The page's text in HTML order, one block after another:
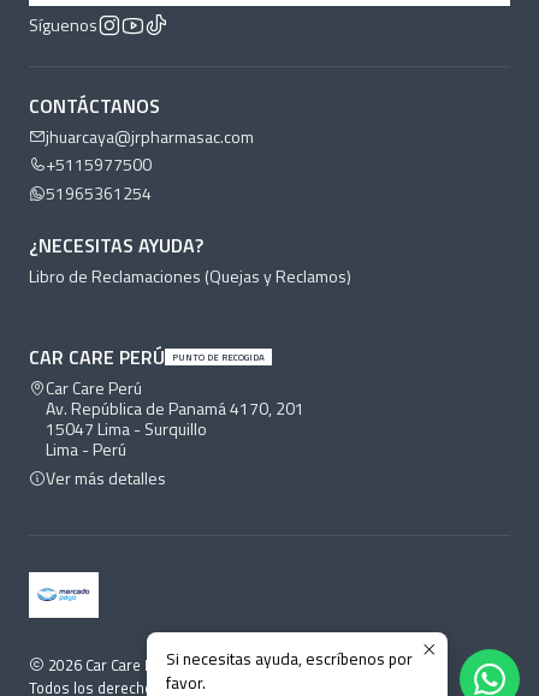
Síguenos
CONTÁCTANOS
jhuarcaya@jrpharmasac.com
+5115977500
51965361254
¿NECESITAS AYUDA?
Libro de Reclamaciones (Quejas y Reclamos)
CAR CARE PERÚ PUNTO DE RECOGIDA
Car Care Perú
Av. República de Panamá 4170, 201
15047 Lima - Surquillo
Lima - Perú
Ver más detalles
2026 Car Care Perú.
Todos los derechos reservados.
Si necesitas ayuda, escríbenos por
favor.